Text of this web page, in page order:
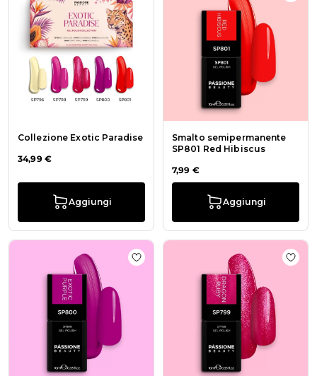
Collezione Exotic Paradise
34,99 €
Aggiungi
Smalto semipermanente
SP801 Red Hibiscus
7,99 €
Aggiungi
Aggiungi alla wishlist Smalto